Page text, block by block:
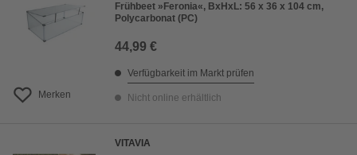
Merken
Frühbeet »Feronia«, BxHxL: 56 x 36 x 104 cm,
Polycarbonat (PC)
44,99 €
Verfügbarkeit im Markt prüfen
Nicht online erhältlich
VITAVIA